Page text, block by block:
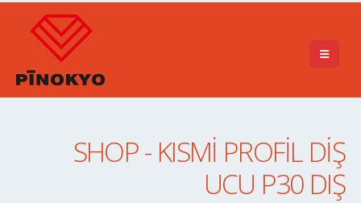
SHOP - KISMİ PROFİL DİŞ
UCU P30 DIŞ